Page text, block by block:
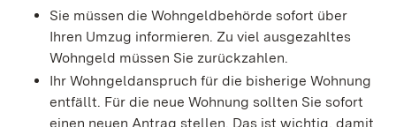
Sie müssen die Wohngeldbehörde sofort über
Ihren Umzug informieren. Zu viel ausgezahltes
Wohngeld müssen Sie zurückzahlen.
Ihr Wohngeldanspruch für die bisherige Wohnung
entfällt. Für die neue Wohnung sollten Sie sofort
einen neuen Antrag stellen. Das ist wichtig, damit